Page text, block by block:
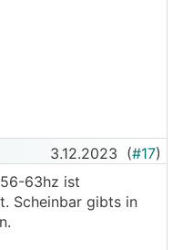
3.12.2023 (#17)
63hz ist
Scheinbar gibts in